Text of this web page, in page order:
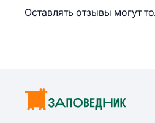
Оставлять отзывы могут